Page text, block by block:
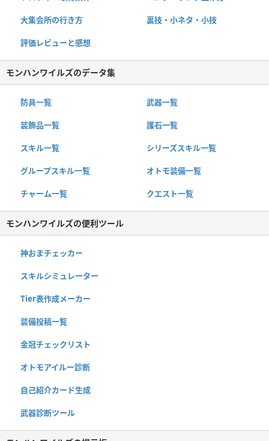
大集会所の行き方 裏技・小ネタ・小技
評価レビューと感想
モンハンワイルズのデータ集
防具一覧 武器一覧
装飾品一覧 護石一覧
スキル一覧 シリーズスキル一覧
グループスキル一覧 オトモ装備一覧
チャーム一覧 クエスト一覧
モンハンワイルズの便利ツール
神おまチェッカー
スキルシミュレーター
Tier表作成メーカー
装備投稿一覧
金冠チェックリスト
オトモアイルー診断
自己紹介カード生成
武器診断ツール